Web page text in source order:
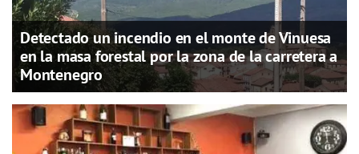
Detectado un incendio en el monte de Vinuesa
en la masa forestal por la zona de la carretera a
Montenegro